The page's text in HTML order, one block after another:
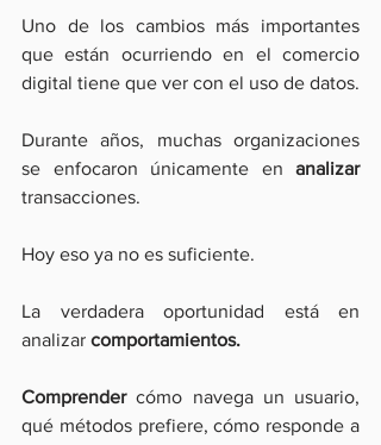
Uno de los cambios más importantes
que están ocurriendo en el comercio
digital tiene que ver con el uso de datos.
Durante años, muchas organizaciones
se enfocaron únicamente en analizar
transacciones.
Hoy eso ya no es suficiente.
La verdadera oportunidad está en
analizar comportamientos.
Comprender cómo navega un usuario,
qué métodos prefiere, cómo responde a